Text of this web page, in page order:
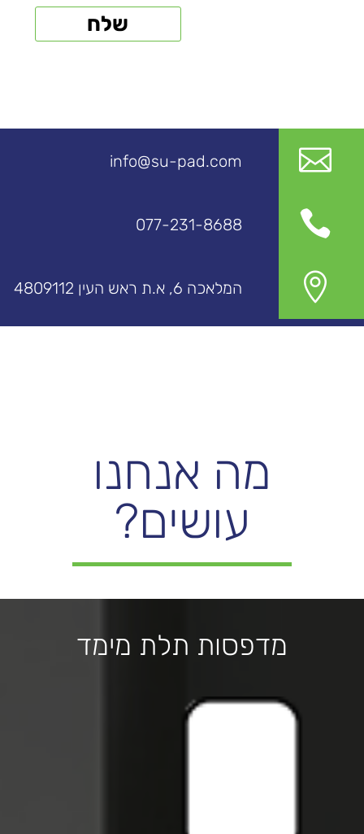

info@su-pad.com

077-231-8688
 המלאכה 6, א.ת ראש העין 4809112
מה אנחנו
עושים?
מדפסות תלת מימד